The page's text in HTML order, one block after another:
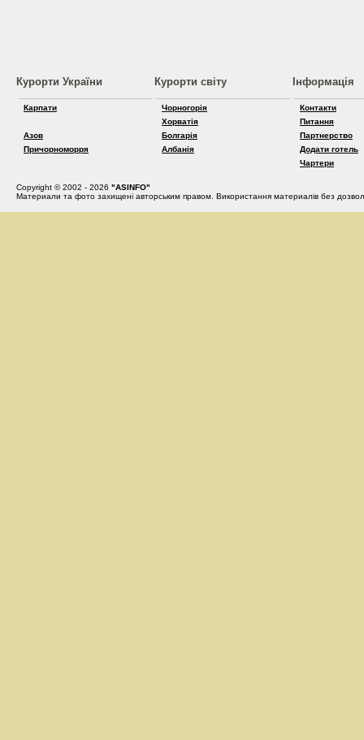
Курорти України
Карпати
Азов
Причорноморря
Курорти світу
Чорногорія
Хорватія
Болгарія
Албанія
Інформація
Контакти
Питання
Партнерство
Додати готель
Чартери
Copyright © 2002 - 2026 "ASINFO"
Материали та фото захищені авторським правом. Використання материалів без